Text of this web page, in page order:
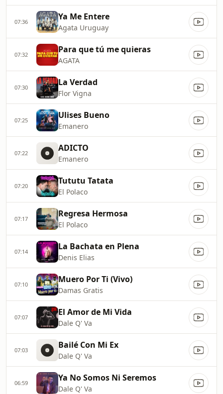
07:36 Ya Me Entere
Agata Uruguay
07:32 Para que tú me quieras
AGATA
07:30 La Verdad
Flor Vigna
07:25 Ulises Bueno
Emanero
07:22 ADICTO
Emanero
07:20 Tututu Tatata
El Polaco
07:17 Regresa Hermosa
El Polaco
07:14 La Bachata en Plena
Denis Elias
07:10 Muero Por Ti (Vivo)
Damas Gratis
07:07 El Amor de Mi Vida
Dale Q' Va
07:03 Bailé Con Mi Ex
Dale Q' Va
06:59 Ya No Somos Ni Seremos
Dale Q' Va